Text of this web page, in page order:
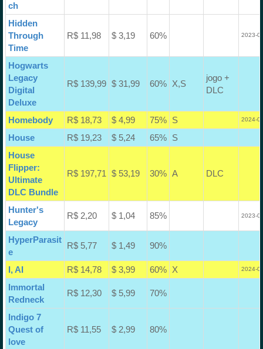
ch
Hidden
Through
Time
R$ 11,98 $ 3,19 60% 2023-
Hogwarts
Legacy
Digital
Deluxe
R$ 139,99 $ 31,99 60% X,S
jogo +
DLC
Homebody R$ 18,73 $ 4,99 75% S 2024-
House R$ 19,23 $ 5,24 65%
S
House
Flipper:
Ultimate
DLC Bundle
R$ 197,71 $ 53,19 30% A DLC
Hunter's
Legacy
R$ 2,20 $ 1,04 85% 2023-
HyperParasit
e
R$ 5,77 $ 1,49 90%
I, AI R$ 14,78 $ 3,99 60% X 2024-
Immortal
Redneck
R$ 12,30 $ 5,99 70%
Indigo 7
Quest of
love
R$ 11,55 $ 2,99 80%